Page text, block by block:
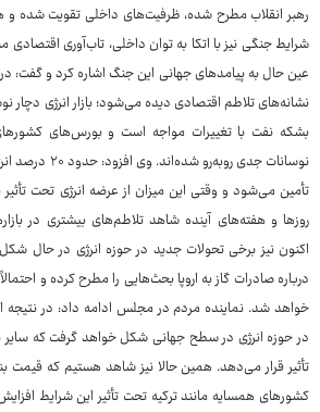
رهبر انقلاب مطرح شده، ظرفیت‌های داخلی تقویت
شرایط جنگی نیز با اتکا به توان داخلی، تاب‌آوری
عین حال به پیامدهای جهانی این جنگ اشاره کرد و گفت:
نشانه‌های تلاطم اقتصادی دیده می‌شود؛ بازار انرژی دچار
بشکه نفت با تغییرات مواجه است و بورس‌های
نوسانات جدی
تأمین می‌شود و وقتی این میزان از عرضه انرژی تحت
روزها و هفته‌های آینده شاهد تلاطم‌های بیشتری در
اکنون نیز برخی تحولات جدید در حوزه انرژی در حال
درباره صادرات گاز به اروپا بحث‌هایی را مطرح کرده و
خواهد شد. نماینده مردم در مجلس ادامه داد: در نتیجه
در حوزه انرژی در سطح جهانی شکل خواهد گرفت که
تأثیر قرار می‌دهد. همین حالا نیز شاهد هستیم که قیمت
کشورهای همسایه مانند ترکیه تحت تأثیر این شرایط